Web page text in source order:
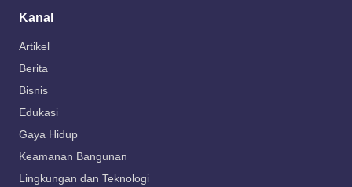
Kanal
Artikel
Berita
Bisnis
Edukasi
Gaya Hidup
Keamanan Bangunan
Lingkungan dan Teknologi